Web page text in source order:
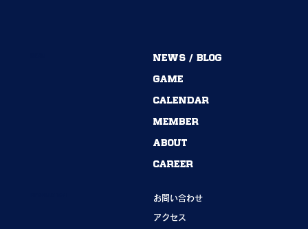
54期→55期｜ありがとうございました！
お問い合わせ
アクセス
NEWS / BLOG
GAME
CALENDAR
MEMBER
ABOUT
CAREER